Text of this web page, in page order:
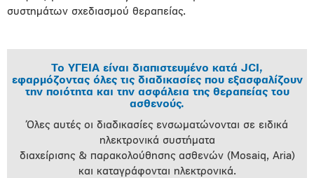
συστημάτων σχεδιασμού θεραπείας.
Το ΥΓΕΙΑ είναι διαπιστευμένο κατά JCI ,
εφαρμόζοντας όλες τις διαδικασίες που εξασφαλίζουν
την ποιότητα και την ασφάλεια της θεραπείας του
ασθενούς.
Όλες αυτές οι διαδικασίες ενσωματώνονται σε ειδικά
ηλεκτρονικά συστήματα
διαχείρισης & παρακολούθησης ασθενών (Mosaiq, Aria)
και καταγράφονται ηλεκτρονικά.